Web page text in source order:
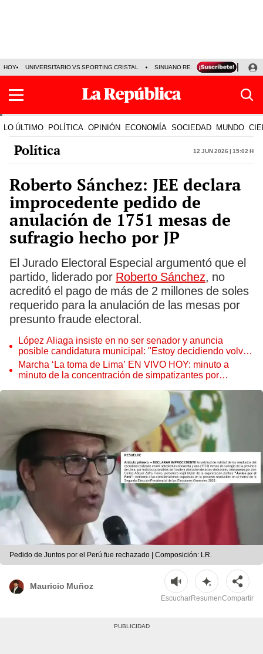
HOY UNIVERSITARIO VS SPORTING CRISTAL SINUANO RESULTADOS HOY
LO ÚLTIMO POLÍTICA OPINIÓN ECONOMÍA SOCIEDAD MUNDO
Política 12 Jun 2026 | 15:02 h
Roberto Sánchez: JEE declara
improcedente pedido de
anulación de 1751 mesas de
sufragio hecho por JP
El Jurado Electoral Especial argumentó que el
partido, liderado por Roberto Sánchez, no
acreditó el pago de más de 2 millones de soles
requerido para la anulación de las mesas por
presunto fraude electoral.
López Aliaga insiste en no ser senador y anuncia
posible candidatura municipal: "Estoy decidiendo volver
a ser alcalde de Lima"
Marcha ‘La toma de Lima’ EN VIVO HOY: minuto a
minuto de la concentración de simpatizantes por
Pedido de Juntos por el Perú fue rechazado | Composición: LR.
Mauricio Muñoz
EscucharResumenCompartir